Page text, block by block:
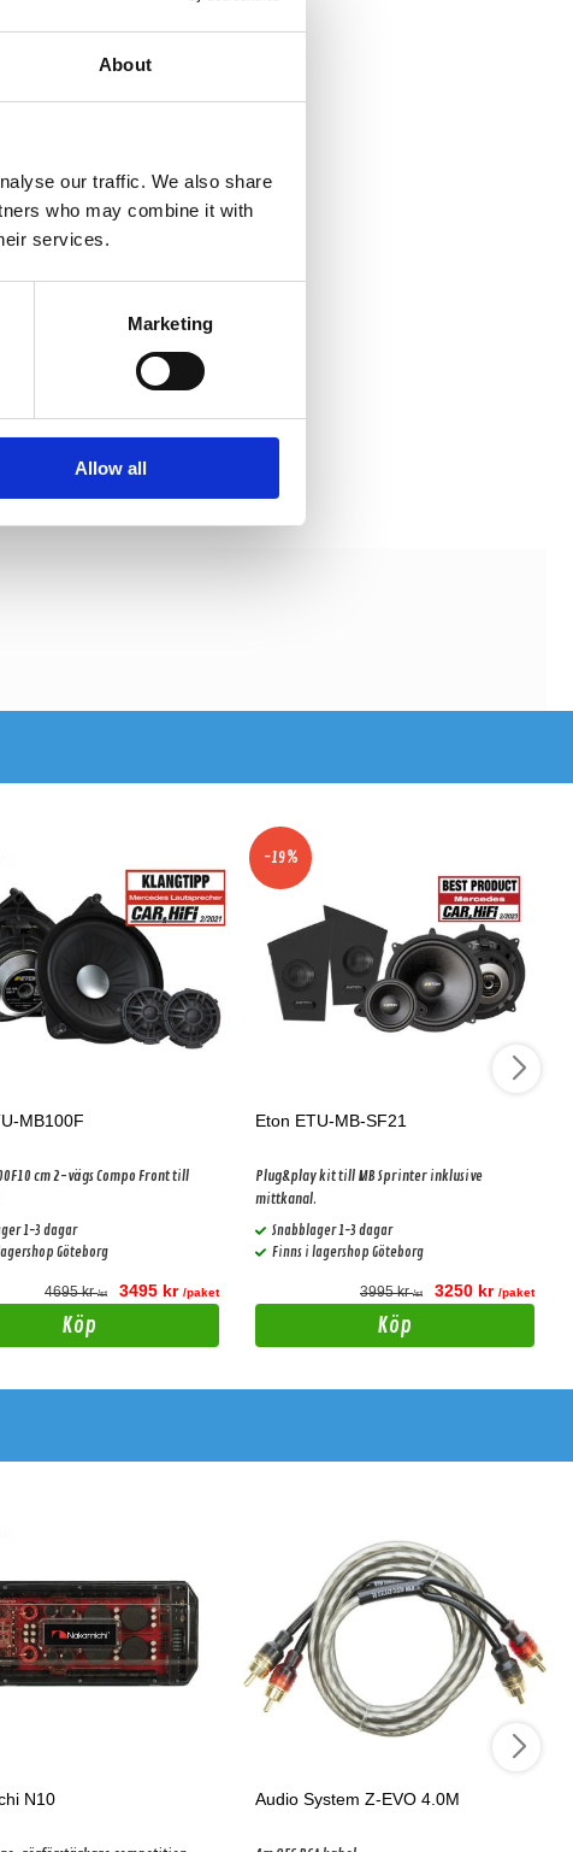
About
our traffic. We also share
who may combine it with
services.
Marketing
Allow all
MB100F
cm 2-vägs Compo Front till
1-3 dagar
Göteborg
4695 kr/st 3495 kr /paket
Köp
-19%
Eton ETU-MB-SF21
Plug&play kit till MB Sprinter inklusive
mittkanal.
Snabblager 1-3 dagar
Finns i lagershop Göteborg
3995 kr/st 3250 kr /paket
Köp
N10 Audio System Z-EVO 4.0M